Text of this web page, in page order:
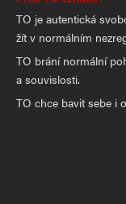
TO je autentická
žít v normálním
TO brání normální
a souvislosti.
TO chce bavit sebe i